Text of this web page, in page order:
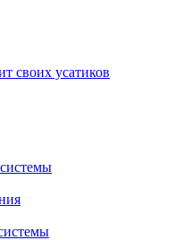
своих усатиков